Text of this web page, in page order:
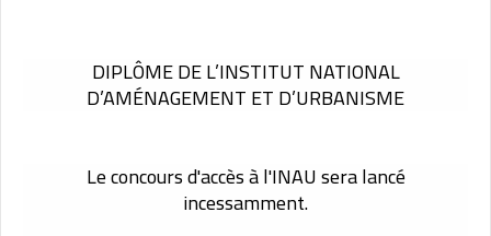
DIPLÔME DE L’INSTITUT NATIONAL
D’AMÉNAGEMENT ET D’URBANISME
Le concours d'accès à l'INAU sera lancé
incessamment.